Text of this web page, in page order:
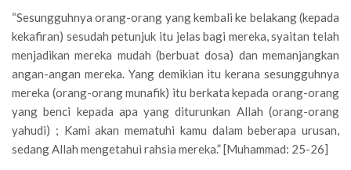
“Sesungguhnya orang-orang yang kembali ke belakang (kepada
kekafiran) sesudah petunjuk itu jelas bagi mereka, syaitan telah
menjadikan mereka mudah (berbuat dosa) dan memanjangkan
angan-angan mereka. Yang demikian itu kerana sesungguhnya
mereka (orang-orang munafik) itu berkata kepada orang-orang
yang benci kepada apa yang diturunkan Allah (orang-orang
yahudi) ; Kami akan mematuhi kamu dalam beberapa urusan,
sedang Allah mengetahui rahsia mereka.” [Muhammad: 25-26]